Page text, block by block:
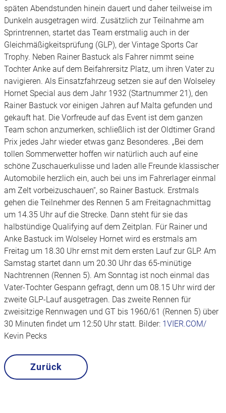
späten Abendstunden hinein dauert und daher teilweise im
Dunkeln ausgetragen wird. Zusätzlich zur Teilnahme am
Sprintrennen, startet das Team erstmalig auch in der
Gleichmäßigkeitsprüfung (GLP), der Vintage Sports Car
Trophy. Neben Rainer Bastuck als Fahrer nimmt seine
Tochter Anke auf dem Beifahrersitz Platz, um ihren Vater zu
navigieren. Als Einsatzfahrzeug setzen sie auf den Wolseley
Hornet Special aus dem Jahr 1932 (Startnummer 21), den
Rainer Bastuck vor einigen Jahren auf Malta gefunden und
gekauft hat. Die Vorfreude auf das Event ist dem ganzen
Team schon anzumerken, schließlich ist der Oldtimer Grand
Prix jedes Jahr wieder etwas ganz Besonderes. „Bei dem
tollen Sommerwetter hoffen wir natürlich auch auf eine
schöne Zuschauerkulisse und laden alle Freunde klassischer
Automobile herzlich ein, auch bei uns im Fahrerlager einmal
am Zelt vorbeizuschauen“, so Rainer Bastuck. Erstmals
gehen die Teilnehmer des Rennen 5 am Freitagnachmittag
um 14.35 Uhr auf die Strecke. Dann steht für sie das
halbstündige Qualifying auf dem Zeitplan. Für Rainer und
Anke Bastuck im Wolseley Hornet wird es erstmals am
Freitag um 18.30 Uhr ernst mit dem ersten Lauf zur GLP. Am
Samstag startet dann um 20.30 Uhr das 65-minütige
Nachtrennen (Rennen 5). Am Sonntag ist noch einmal das
Vater-Tochter Gespann gefragt, denn um 08.15 Uhr wird der
zweite GLP-Lauf ausgetragen. Das zweite Rennen für
zweisitzige Rennwagen und GT bis 1960/61 (Rennen 5) über
30 Minuten findet um 12:50 Uhr statt. Bilder: 1VIER.COM/
Kevin Pecks
Zurück